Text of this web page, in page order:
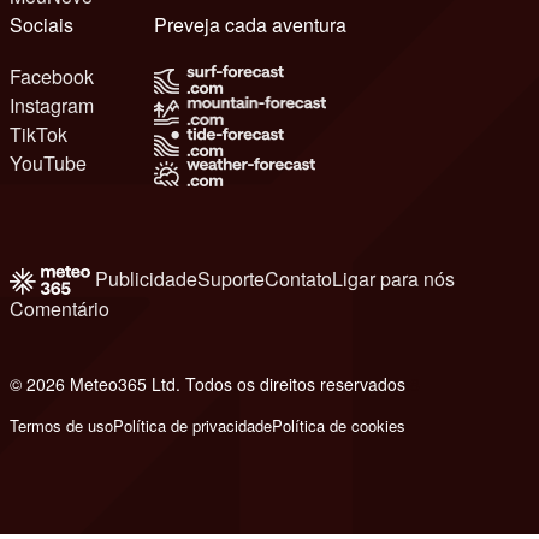
Sociais
Facebook
Instagram
TikTok
YouTube
Preveja cada aventura
PublicidadeSuporteContatoLigar para nós
Comentário
© 2026 Meteo365 Ltd. Todos os direitos reservados
Termos de usoPolítica de privacidadePolítica de cookies